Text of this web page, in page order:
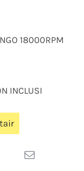
18000RPM
INCLUSI